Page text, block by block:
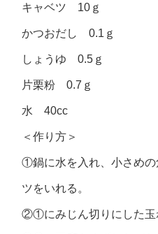
キャベツ 10ｇ
かつおだし 0.1ｇ
しょうゆ 0.5ｇ
片栗粉 0.7ｇ
水 40cc
＜作り方＞
①鍋に水を入れ、小さめ
ツをいれる。
②①にみじん切りにした玉